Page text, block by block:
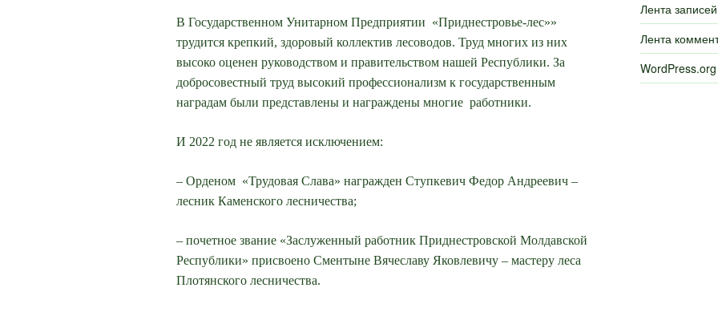
В Государственном Унитарном Предприятии «Приднестровье-лес»»
трудится крепкий, здоровый коллектив лесоводов. Труд многих из них
высоко оценен руководством и правительством нашей Республики. За
добросовестный труд высокий профессионализм к государственным
наградам были представлены и награждены многие работники.
И 2022 год не является исключением:
– Орденом «Трудовая Слава» награжден Ступкевич Федор Андреевич –
лесник Каменского лесничества;
– почетное звание «Заслуженный работник Приднестровской Молдавской
Республики» присвоено Сментыне Вячеславу Яковлевичу – мастеру леса
Плотянского лесничества.
Лента записей
Лента
WordPress.org